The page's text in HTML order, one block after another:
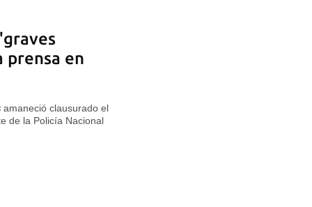
en
amaneció clausurado el
de la Policía Nacional